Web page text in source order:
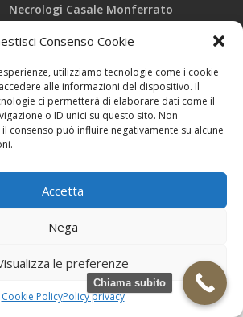
Consenso Cookie
utilizziamo tecnologie come i cookie
alle informazioni del dispositivo. Il
ci permetterà di elaborare dati come il
o ID unici su questo sito. Non
consenso può influire negativamente su alcune
Accetta
Nega
le preferenze
Cookie PolicyPolicy privacy
Necrologi Casale Monferrato
Necrologi Piemonte
e Copyright © zeropensieri local web -
info@zeropensieri-cloud
Chiama subito